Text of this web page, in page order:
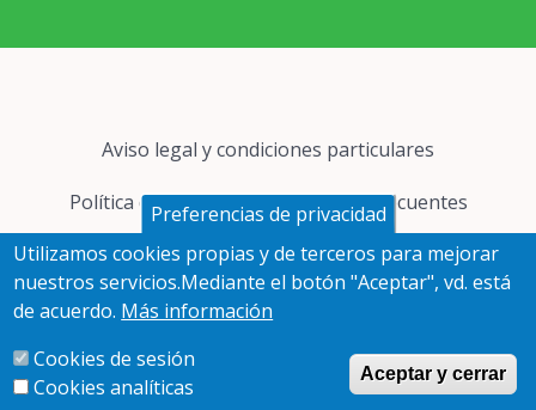
página
Aviso legal y condiciones particulares
Política de cookies
Preguntas frecuentes
Protección de datos
Redes
sociales
Preferencias de privacidad
Utilizamos cookies propias y de terceros para mejorar
nuestros servicios.Mediante el botón "Aceptar", vd. está
de acuerdo. Más información
Cookies de sesión
Cookies analíticas
Aceptar y cerrar